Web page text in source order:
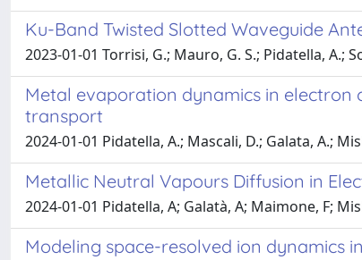
Ku-Band Twisted Slotted Waveguide
2023-01-01 Torrisi, G.; Mauro, G. S.; Pidatella, A.;
Metal evaporation dynamics in electron
transport
2024-01-01 Pidatella, A.; Mascali, D.; Galata, A.;
Metallic Neutral Vapours Diffusion in
2024-01-01 Pidatella, A; Galatà, A; Maimone, F;
Modeling space-resolved ion dynamics